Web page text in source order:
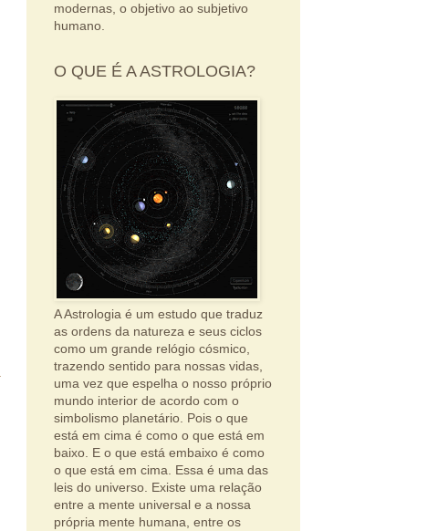
modernas, o objetivo ao subjetivo
humano.
O QUE É A ASTROLOGIA?
A Astrologia é um estudo que traduz
as ordens da natureza e seus ciclos
como um grande relógio cósmico,
trazendo sentido para nossas vidas,
uma vez que espelha o nosso próprio
mundo interior de acordo com o
simbolismo planetário. Pois o que
está em cima é como o que está em
baixo. E o que está embaixo é como
o que está em cima. Essa é uma das
leis do universo. Existe uma relação
entre a mente universal e a nossa
própria mente humana, entre os